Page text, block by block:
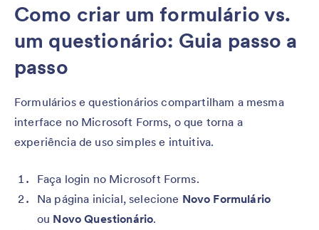
Como criar um formulário vs.
um questionário: Guia passo a
passo
Formulários e questionários compartilham a mesma
interface no Microsoft Forms, o que torna a
experiência de uso simples e intuitiva.
Faça login no Microsoft Forms.
Na página inicial, selecione Novo Formulário
ou Novo Questionário.